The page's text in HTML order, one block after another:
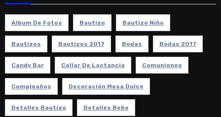
Album De Fotos Bautizo Bautizo Niño
Bautizos Bautizos 2017 Bodas Bodas 2017
Candy Bar Collar De Lactancia Comuniones
Cumpleaños Decoración Mesa Dulce
Detalles Bautizo Detalles Bebe